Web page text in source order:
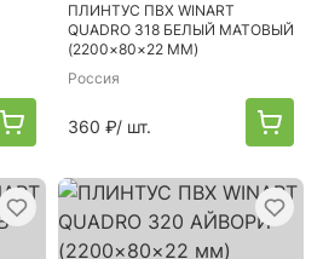
ПЛИНТУС ПВХ WINART
QUADRO 318 БЕЛЫЙ МАТОВЫЙ
(2200×80×22 ММ)
Россия
360 ₽/ шт.